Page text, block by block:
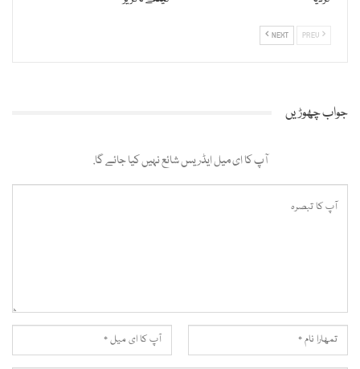
NEXT
جواب چھوڑیں
آپ کا ای میل ایڈریس شائع نہیں کیا جائے گا.